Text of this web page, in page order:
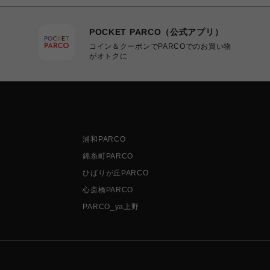
POCKET PARCO（公式アプリ）
コイン＆クーポンでPARCOでのお買い物
がオトクに
浦和PARCO
錦糸町PARCO
ひばりが丘PARCO
心斎橋PARCO
PARCO_ya上野